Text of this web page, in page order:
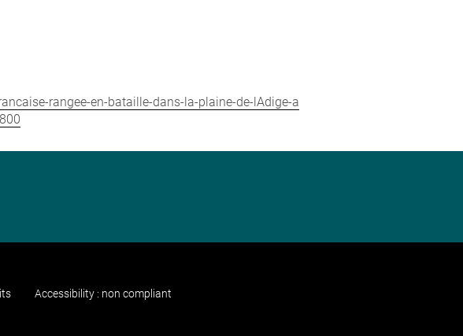
rangee-en-bataille-dans-la-plaine-de-lAdige-a
Accessibility : non compliant